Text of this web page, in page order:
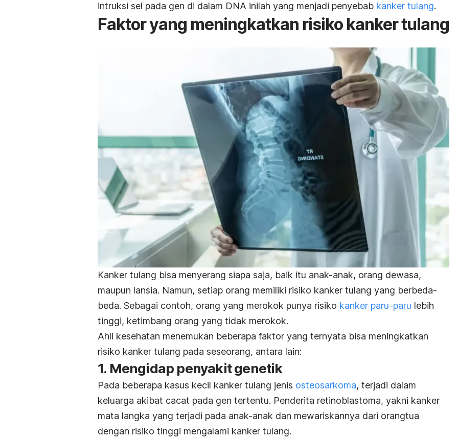
intruksi sel pada gen di dalam DNA inilah yang menjadi penyebab kanker tulang.
Faktor yang meningkatkan risiko kanker tulang
Kanker tulang bisa menyerang siapa saja, baik itu anak-anak, orang dewasa,
maupun lansia. Namun, setiap orang memiliki risiko kanker tulang yang berbeda-
beda. Sebagai contoh, orang yang merokok punya risiko kanker paru-paru lebih
tinggi, ketimbang orang yang tidak merokok.
Ahli kesehatan menemukan beberapa faktor yang ternyata bisa meningkatkan
risiko kanker tulang pada seseorang, antara lain:
1. Mengidap penyakit genetik
Pada beberapa kasus kecil kanker tulang jenis osteosarkoma, terjadi dalam
keluarga akibat cacat pada gen tertentu. Penderita retinoblastoma, yakni kanker
mata langka yang terjadi pada anak-anak dan mewariskannya dari orangtua
dengan risiko tinggi mengalami kanker tulang.